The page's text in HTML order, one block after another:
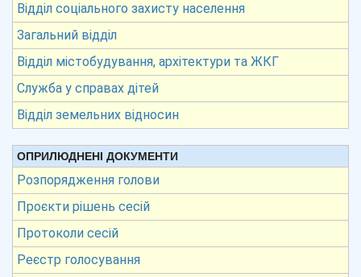
Відділ соціального захисту населення
Загальний відділ
Відділ містобудування, архітектури та ЖКГ
Служба у справах дітей
Відділ земельних відносин
ОПРИЛЮДНЕНІ ДОКУМЕНТИ
Розпорядження голови
Проєкти рішень сесій
Протоколи сесій
Реєстр голосування